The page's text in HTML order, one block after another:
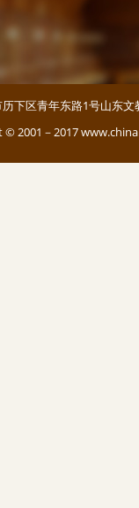
下区青年东路1号山东
© 2001－2017